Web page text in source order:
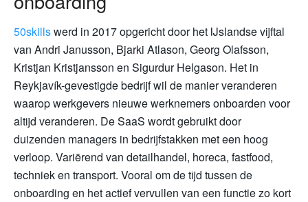
50skillswerd in 2017 opgericht door het IJslandse vijftal
van Andri Janusson, Bjarki Atlason, Georg Olafsson,
Kristjan Kristjansson en Sigurdur Helgason. Het in
Reykjavík-gevestigde bedrijf wil de manier veranderen
waarop werkgevers nieuwe werknemers onboarden voor
altijd veranderen. De SaaS wordt gebruikt door
duizenden managers in bedrijfstakken met een hoog
verloop. Variërend van detailhandel, horeca, fastfood,
techniek en transport. Vooral om de tijd tussen de
onboarding en het actief vervullen van een functie zo kort